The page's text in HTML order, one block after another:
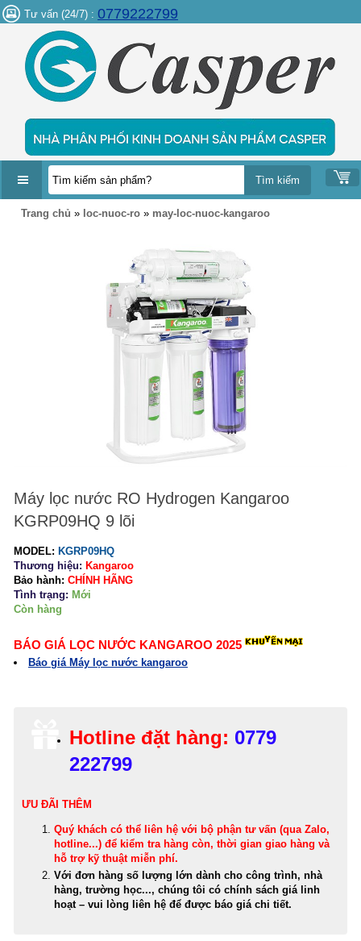
Tư vấn (24/7) : 0779222799
DANH
Trang chủ » loc-nuoc-ro » may-loc-nuoc-kangaroo
Máy lọc nước RO Hydrogen Kangaroo
KGRP09HQ 9 lõi
MODEL: KGRP09HQ
Thương hiệu: Kangaroo
Bảo hành: CHÍNH HÃNG
Tình trạng: Mới
Còn hàng
BÁO GIÁ LỌC NƯỚC KANGAROO 2025
Báo giá Máy lọc nước kangaroo
Hotline đặt hàng: 0779
222799
ƯU ĐÃI THÊM
Quý khách có thể liên hệ với bộ phận tư vấn (qua Zalo,
hotline...) để kiểm tra hàng còn, thời gian giao hàng và
hỗ trợ kỹ thuật miễn phí.
Với đơn hàng số lượng lớn dành cho công trình, nhà
hàng, trường học..., chúng tôi có chính sách giá linh
hoạt – vui lòng liên hệ để được báo giá chi tiết.